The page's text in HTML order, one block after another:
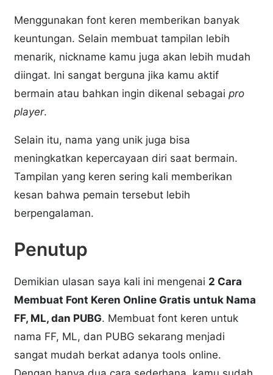
Menggunakan font keren memberikan banyak
keuntungan. Selain membuat tampilan lebih
menarik, nickname kamu juga akan lebih mudah
diingat. Ini sangat berguna jika kamu aktif
bermain atau bahkan ingin dikenal sebagaipro
player.
Selain itu, nama yang unik juga bisa
meningkatkan kepercayaan diri saat bermain.
Tampilan yang keren sering kali memberikan
kesan bahwa pemain tersebut lebih
berpengalaman.
Penutup
Demikian ulasan saya kali ini mengenai 2 Cara
Membuat Font Keren Online Gratis untuk Nama
FF, ML, dan PUBG. Membuat font keren untuk
nama FF, ML, dan PUBG sekarang menjadi
sangat mudah berkat adanya tools online.